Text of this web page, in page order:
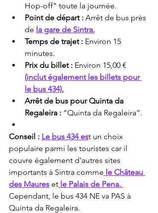
Hop-off" toute la journée.
Point de départ : Arrêt de bus près
de la gare de Sintra.
Temps de trajet : Environ 15
minutes.
Prix du billet : Environ 15,00 €
(inclut également les billets pour
le bus 434).
Arrêt de bus pour Quinta da
Regaleira : “Quinta da Regaleira”.
Conseil : Le bus 434 est un choix
populaire parmi les touristes car il
couvre également d'autres sites
importants à Sintra comme le Château
des Maures et le Palais de Pena.
Cependant, le bus 434 NE va PAS à
Quinta da Regaleira.